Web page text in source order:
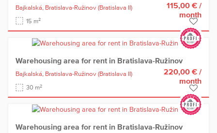
Bajkalská, Bratislava-Ružinov (Bratislava II)
15 m2
115,00 € /
month
Warehousing area for rent in Bratislava-Ružinov
Bajkalská, Bratislava-Ružinov (Bratislava II)
30 m2
220,00 € /
month
Warehousing area for rent in Bratislava-Ružinov